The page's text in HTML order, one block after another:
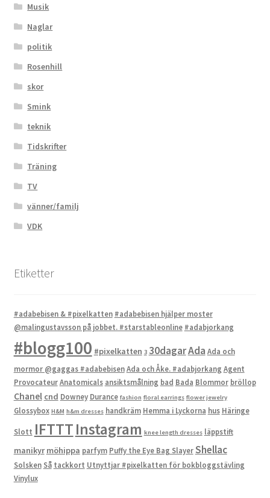
Musik
Naglar
politik
Rosenhill
skor
Smink
teknik
Tidskrifter
Träning
TV
vänner/familj
VDK
Etiketter
#adabebisen & #pixelkatten #adabebisen hjälper moster
@malingustavsson på jobbet. #starstableonline #adabjorkang
#blogg100 #pixelkatten 3 30dagarAda Ada och
mormor @gaggas #adabebisenAda och Åke. #adabjorkang Agent
ProvocateurAnatomicals ansiktsmålning bad Bada Blommor bröllop
Chanel cnd Downey Durance fashion floral earrings flower jewelry
Glossybox H&M h&m dresses handkräm Hemma i Lyckorna hus Häringe
Slott IFTTTInstagram knee length dresses läppstift
manikyr möhippa parfym Puffy the Eye Bag SlayerShellac
Solsken Så tackkort Utnyttjar #pixelkatten för bokbloggstävling
Vinylux